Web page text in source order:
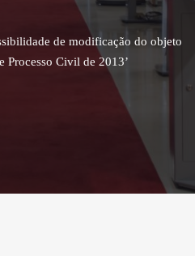
de modificação do objeto
Processo Civil de 2013’